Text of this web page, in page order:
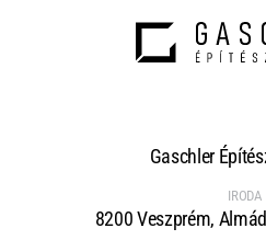
Gaschler
IRODA
8200 Veszprém,